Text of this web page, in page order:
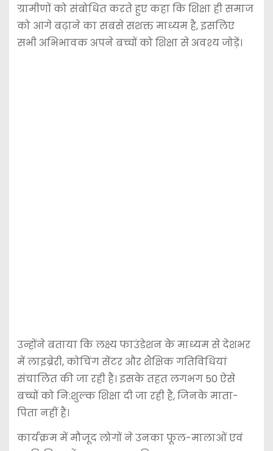
ग्रामीणों को संबोधित करते हुए कहा कि शिक्षा ही समाज
को आगे बढ़ाने का सबसे सशक्त माध्यम है, इसलिए
सभी अभिभावक अपने बच्चों को शिक्षा से अवश्य जोड़ें।
उन्होंने बताया कि लक्ष्य फाउंडेशन के माध्यम से देशभर
में लाइब्रेरी, कोचिंग सेंटर और शैक्षिक गतिविधियां
संचालित की जा रही हैं। इसके तहत लगभग 50 ऐसे
बच्चों को नि:शुल्क शिक्षा दी जा रही है, जिनके माता-
पिता नहीं हैं।
कार्यक्रम में मौजूद लोगों ने उनका फूल-मालाओं एवं